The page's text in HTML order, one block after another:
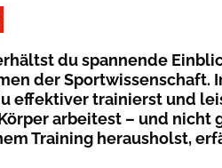
du spannende
der Sportwissenschaft.
effektiver trainierst und
arbeitest – und nicht
Training herausholst,